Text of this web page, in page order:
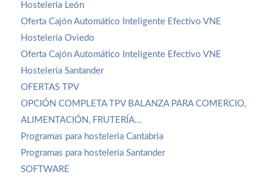
Hostelería León
Oferta Cajón Automático Inteligente Efectivo VNE
Hostelería Oviedo
Oferta Cajón Automático Inteligente Efectivo VNE
Hostelería Santander
OFERTAS TPV
OPCIÓN COMPLETA TPV BALANZA PARA COMERCIO,
ALIMENTACIÓN, FRUTERÍA…
Programas para hosteleria Cantabria
Programas para hosteleria Santander
SOFTWARE